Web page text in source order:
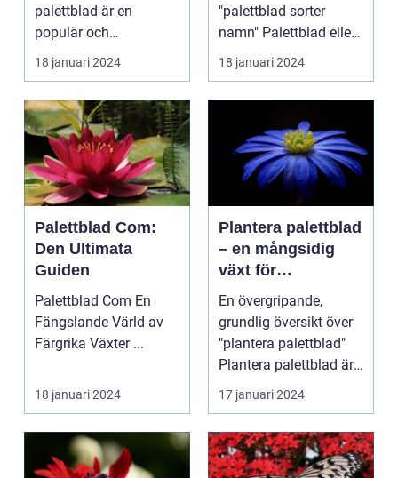
palettblad är en
populär och
spännande metod för
att föröka och...
18 januari 2024
"palettblad sorter
namn" Palettblad eller
Coleus är en popu...
18 januari 2024
Palettblad Com:
Den Ultimata
Guiden
Palettblad Com En
Fängslande Värld av
Färgrika Växter ...
18 januari 2024
Plantera palettblad
– en mångsidig
växt för
trädgårdsentusiast
En övergripande,
grundlig översikt över
"plantera palettblad"
Plantera palettblad är
en populär akt...
17 januari 2024